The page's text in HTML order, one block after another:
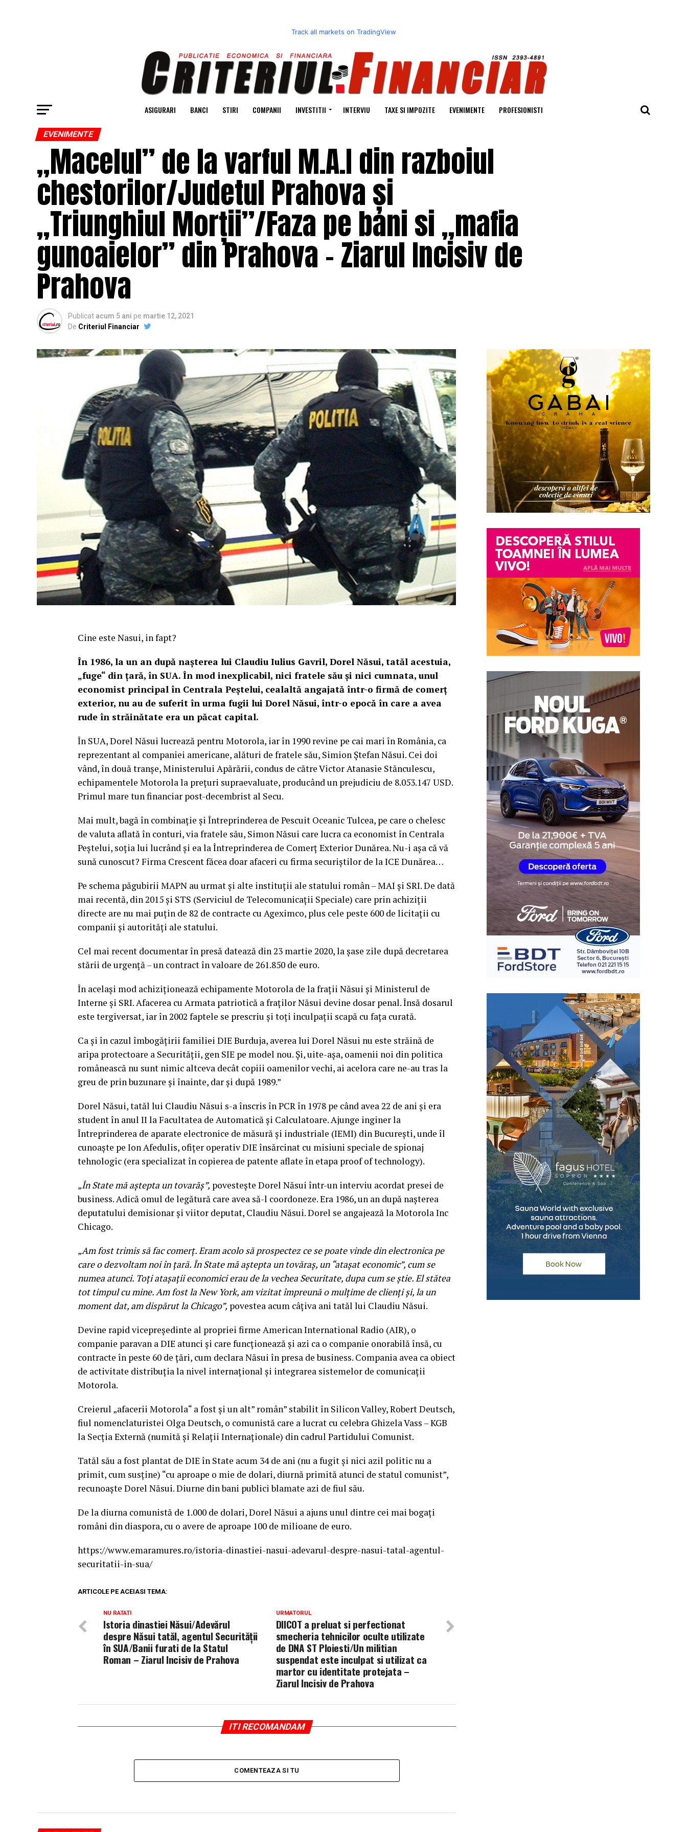
Track all markets on TradingView
ASIGURARI BANCI STIRI COMPANII INVESTITII INTERVIU TAXE SI IMPOZITE EVENIMENTE PROFESIONISTI
EVENIMENTE
„Macelul” de la varful M.A.I din razboiul
chestorilor/Judetul Prahova și
„Triunghiul Morții”/Faza pe bani si „mafia
gunoaielor” din Prahova – Ziarul Incisiv de
Prahova
Publicat acum 5 ani pe martie 12, 2021
De Criteriul Financiar
Cine este Nasui, in fapt?
În 1986, la un an după nașterea lui Claudiu Iulius Gavril, Dorel Năsui, tatăl acestuia,
„fuge“ din țară, în SUA. În mod inexplicabil, nici fratele său și nici cumnata, unul
economist principal în Centrala Peștelui, cealaltă angajată într-o firmă de comerț
exterior, nu au de suferit în urma fugii lui Dorel Năsui, într-o epocă în care a avea
rude în străinătate era un păcat capital.
În SUA, Dorel Năsui lucrează pentru Motorola, iar în 1990 revine pe cai mari în România, ca
reprezentant al companiei americane, alături de fratele său, Simion Ștefan Năsui. Cei doi
vând, în două tranșe, Ministerului Apărării, condus de către Victor Atanasie Stănculescu,
echipamentele Motorola la prețuri supraevaluate, producând un prejudiciu de 8.053.147 USD.
Primul mare tun financiar post-decembrist al Secu.
Mai mult, bagă în combinație și Întreprinderea de Pescuit Oceanic Tulcea, pe care o chelesc
de valuta aflată în conturi, via fratele său, Simon Năsui care lucra ca economist în Centrala
Peștelui, soția lui lucrând și ea la Întreprinderea de Comerț Exterior Dunărea. Nu-i așa că vă
sună cunoscut? Firma Crescent făcea doar afaceri cu firma securiștilor de la ICE Dunărea…
Pe schema păgubirii MAPN au urmat și alte instituții ale statului român – MAI și SRI. De dată
mai recentă, din 2015 și STS (Serviciul de Telecomunicații Speciale) care prin achiziții
directe are nu mai puțin de 82 de contracte cu Ageximco, plus cele peste 600 de licitații cu
companii și autorități ale statului.
Cel mai recent documentar în presă datează din 23 martie 2020, la șase zile după decretarea
stării de urgență – un contract în valoare de 261.850 de euro.
În același mod achiziționează echipamente Motorola de la frații Năsui și Ministerul de
Interne și SRI. Afacerea cu Armata patriotică a fraților Năsui devine dosar penal. Însă dosarul
este tergiversat, iar în 2002 faptele se prescriu și toți inculpații scapă cu fața curată.
Ca și în cazul îmbogățirii familiei DIE Burduja, averea lui Dorel Năsui nu este străină de
aripa protectoare a Securității, gen SIE pe model nou. Și, uite-așa, oamenii noi din politica
românească nu sunt nimic altceva decât copiii oamenilor vechi, ai acelora care ne-au tras la
greu de prin buzunare și înainte, dar și după 1989.”
Dorel Năsui, tatăl lui Claudiu Năsui s-a înscris în PCR în 1978 pe când avea 22 de ani și era
student în anul II la Facultatea de Automatică și Calculatoare. Ajunge inginer la
Întreprinderea de aparate electronice de măsură și industriale (IEMI) din București, unde îl
cunoaște pe Ion Afedulis, ofițer operativ DIE însărcinat cu misiuni speciale de spionaj
tehnologic (era specializat în copierea de patente aflate în etapa proof of technology).
„În State mă aștepta un tovarăș”, povestește Dorel Năsui într-un interviu acordat presei de
business. Adică omul de legătură care avea să-l coordoneze. Era 1986, un an după nașterea
deputatului demisionar și viitor deputat, Claudiu Năsui. Dorel se angajează la Motorola Inc
Chicago.
„Am fost trimis să fac comerț. Eram acolo să prospectez ce se poate vinde din electronica pe
care o dezvoltam noi în țară. În State mă aștepta un tovăraș, un “atașat economic”, cum se
numea atunci. Toți atașații economici erau de la vechea Securitate, dupa cum se știe. El stătea
tot timpul cu mine. Am fost la New York, am vizitat împreună o mulțime de clienți și, la un
moment dat, am dispărut la Chicago”, povestea acum câțiva ani tatăl lui Claudiu Năsui.
Devine rapid vicepreședinte al propriei firme American International Radio (AIR), o
companie paravan a DIE atunci și care funcționează și azi ca o companie onorabilă însă, cu
contracte în peste 60 de țări, cum declara Năsui în presa de business. Compania avea ca obiect
de activitate distribuția la nivel internațional și integrarea sistemelor de comunicații
Motorola.
Creierul „afacerii Motorola“ a fost și un alt” român” stabilit în Silicon Valley, Robert Deutsch,
fiul nomenclaturistei Olga Deutsch, o comunistă care a lucrat cu celebra Ghizela Vass – KGB
la Secţia Externă (numită şi Relaţii Internaţionale) din cadrul Partidului Comunist.
Tatăl său a fost plantat de DIE în State acum 34 de ani (nu a fugit și nici azil politic nu a
primit, cum susține) “cu aproape o mie de dolari, diurnă primită atunci de statul comunist”,
recunoaște Dorel Năsui. Diurne din bani publici blamate azi de fiul său.
De la diurna comunistă de 1.000 de dolari, Dorel Năsui a ajuns unul dintre cei mai bogați
români din diaspora, cu o avere de aproape 100 de milioane de euro.
https://www.emaramures.ro/istoria-dinastiei-nasui-adevarul-despre-nasui-tatal-agentul-
securitatii-in-sua/
ARTICOLE PE ACEIASI TEMA:
URMATORUL
DIICOT a preluat si perfectionat
smecheria tehnicilor oculte utilizate
de DNA ST Ploiesti/Un militian
suspendat este inculpat si utilizat ca
martor cu identitate protejata –
Ziarul Incisiv de Prahova
NU RATATI
Istoria dinastiei Năsui/Adevărul
despre Năsui tatăl, agentul Securității
în SUA/Banii furati de la Statul
Roman – Ziarul Incisiv de Prahova
ITI RECOMANDAM
COMENTEAZA SI TU